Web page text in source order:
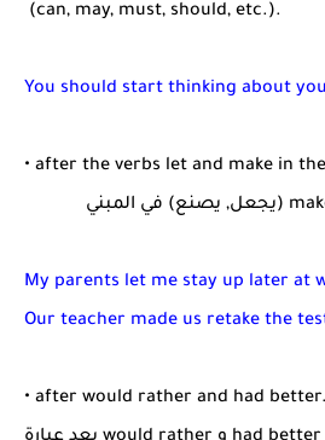
(can, may, must, should, etc.).
You should start thinking about
• after the verbs let and make in
بعد الأفعال let (دع) أو make (يجعل, يصنع) في المبني
My parents let me stay up later at
Our teacher made us retake the
• after would rather and had better.